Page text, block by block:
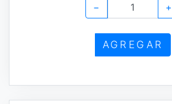
− +
AGREGAR